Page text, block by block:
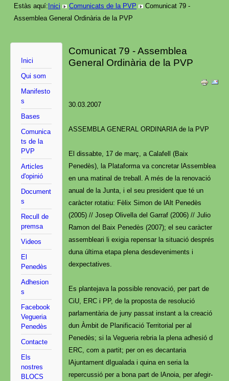
Estàs aquí:Inici Comunicats de la PVP
Comunicat 79 -
Assemblea General Ordinària de la PVP
Inici
Qui som
Manifesto
s
Bases
Comunica
ts de la
PVP
Articles
d'opinió
Document
s
Recull de
premsa
Videos
El
Penedès
Adhesion
s
Facebook
Vegueria
Penedès
Contacte
Els
nostres
BLOCS
Comunicat 79 - Assemblea
General Ordinària de la PVP
30.03.2007
ASSEMBLA GENERAL ORDINARIA de la PVP
El dissabte, 17 de març, a Calafell (Baix
Penedès), la Plataforma va concretar lAssemblea
en una matinal de treball. A més de la renovació
anual de la Junta, i el seu president que té un
caràcter rotatiu: Fèlix Simon de lAlt Penedès
(2005) // Josep Olivella del Garraf (2006) // Julio
Ramon del Baix Penedès (2007); el seu caràcter
assembleari li exigia repensar la situació després
duna última etapa plena desdeveniments i
dexpectatives.
Es plantejava la possible renovació, per part de
CiU, ERC i PP, de la proposta de resolució
parlamentària de juny passat instant a la creació
dun Àmbit de Planificació Territorial per al
Penedès; si la Vegueria rebria la plena adhesió d
ERC, com a partit; per on es decantaria
lAjuntament dIgualada i quina en seria la
repercussió per a bona part de lAnoia, per afegir-